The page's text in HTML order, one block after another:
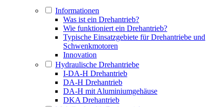
Informationen
Was ist ein Drehantrieb?
Wie funktioniert ein Drehantrieb?
Typische Einsatzgebiete für Drehantriebe und
Schwenkmotoren
Innovation
Hydraulische Drehantriebe
I-DA-H Drehantrieb
DA-H Drehantrieb
DA-H mit Aluminiumgehäuse
DKA Drehantrieb